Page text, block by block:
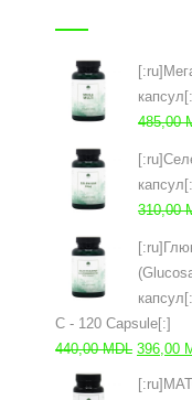
485,00
310,00
C - 120 Capsule[:]
440,00MDL 396,00